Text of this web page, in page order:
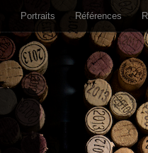
Références
Portraits